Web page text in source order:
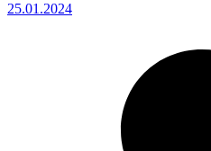
25.01.2024